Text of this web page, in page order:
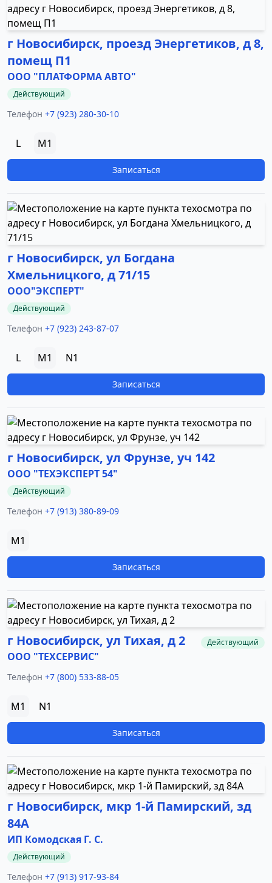
г Новосибирск, проезд Энергетиков, д 8,
помещ П1
ООО "ПЛАТФОРМА АВТО"
Действующий
Телефон +7 (923) 280-30-10
L M1
Записаться
г Новосибирск, ул Богдана
Хмельницкого, д 71/15
ООО"ЭКСПЕРТ"
Действующий
Телефон +7 (923) 243-87-07
L M1 N1
Записаться
г Новосибирск, ул Фрунзе, уч 142
ООО "ТЕХЭКСПЕРТ 54"
Действующий
Телефон +7 (913) 380-89-09
M1
Записаться
г Новосибирск, ул Тихая, д 2
ООО "ТЕХСЕРВИС"
Действующий
Телефон +7 (800) 533-88-05
M1 N1
Записаться
г Новосибирск, мкр 1-й Памирский, зд
84А
ИП Комодская Г. С.
Действующий
Телефон +7 (913) 917-93-84